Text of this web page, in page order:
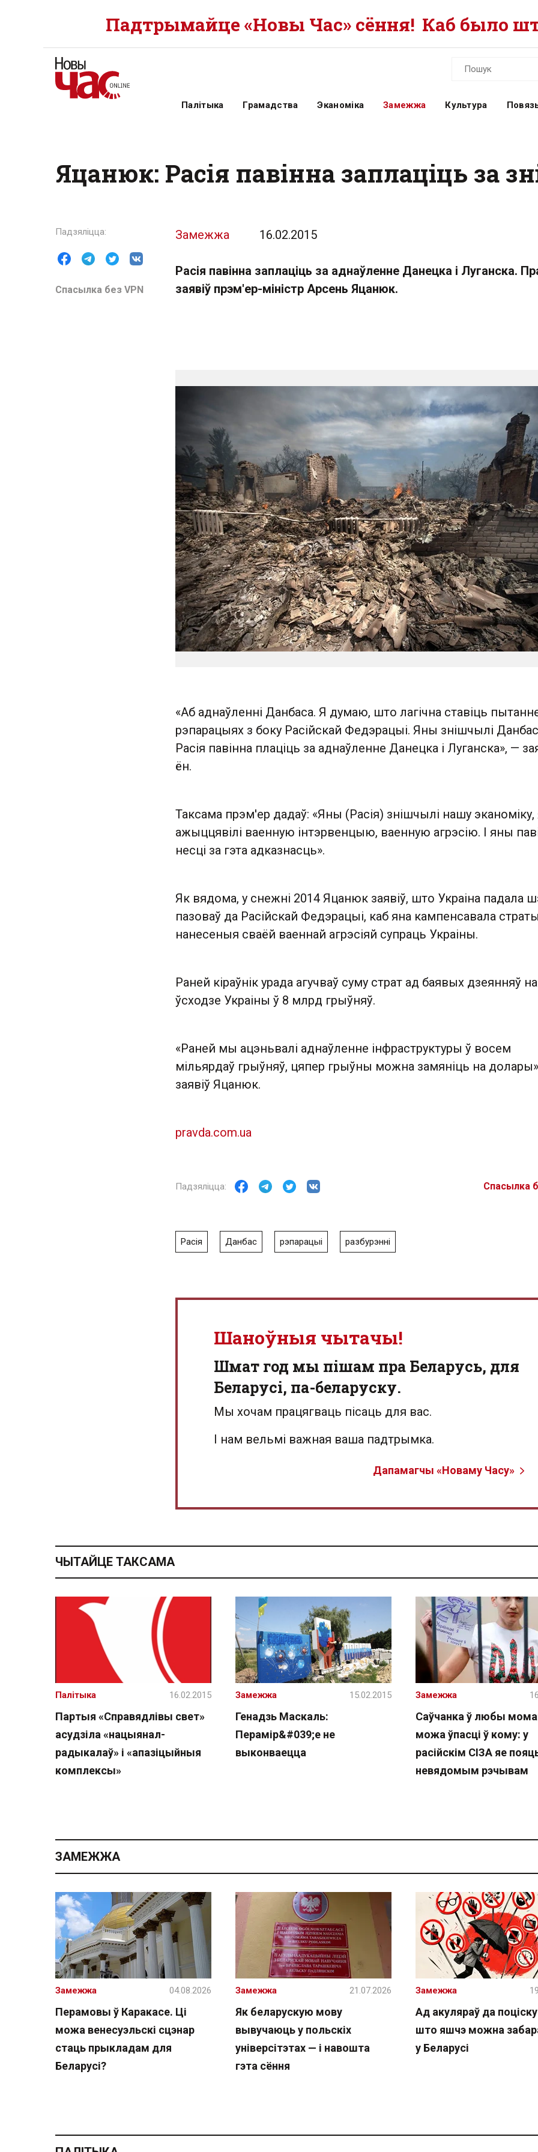
Падтрымайце «Новы Час» сёння! Каб было
Палітыка Грамадства Эканоміка Замежжа Культура
Яцанюк: Расія павінна заплаціць за
Спасылка без VPN
Замежжа 16.02.2015
Расія павінна заплаціць за аднаўленне Данецка і Луганска.
заявіў прэм'ер-міністр Арсень Яцанюк.
«Аб аднаўленні Данбаса. Я думаю, што лагічна ставіць
рэпарацыях з боку Расійскай Федэрацыі. Яны знішчылі
Расія павінна плаціць за аднаўленне Данецка і Луганска», —
ён.
Таксама прэм'ер дадаў: «Яны (Расія) знішчылі нашу
ажыццявілі ваенную інтэрвенцыю, ваенную агрэсію. І яны
несці за гэта адказнасць».
Як вядома, у снежні 2014 Яцанюк заявіў, што Украіна падала
пазоваў да Расійскай Федэрацыі, каб яна кампенсавала
нанесеныя сваёй ваеннай агрэсіяй супраць Украіны.
Раней кіраўнік урада агучваў суму страт ад баявых дзеянняў на
ўсходзе Украіны ў 8 млрд грыўняў.
«Раней мы ацэньвалі аднаўленне інфраструктуры ў восем
мільярдаў грыўняў, цяпер грыўны можна замяніць на
заявіў Яцанюк.
pravda.com.ua
Спасылка
Расія Данбас рэпарацыі разбурэнні
Шаноўныя чытачы!
Шмат год мы пішам пра Беларусь, для
Беларусі, па-беларуску.
Мы хочам працягваць пісаць для вас.
І нам вельмі важная ваша падтрымка.
Дапамагчы «Новаму Часу»
ЧЫТАЙЦЕ ТАКСАМА
Партыя «Справядлівы свет»
асудзіла «нацыянал-
радыкалаў» і «апазіцыйныя
комплексы»
Палітыка 16.02.2015
Генадзь Маскаль:
Перамір&#039;е не
выконваецца
Замежжа 15.02.2015
Саўчанка ў любы
можа ўпасці ў кому: у
расійскім СІЗА яе
невядомым рэчывам
Замежжа
ЗАМЕЖЖА
Перамовы ў Каракасе. Ці
можа венесуэльскі сцэнар
стаць прыкладам для
Беларусі?
Замежжа 04.08.2026
Як беларускую мову
вывучаюць у польскіх
універсітэтах — і навошта
гэта сёння
Замежжа 21.07.2026
Ад акуляраў да поціску
што яшчэ можна
у Беларусі
Замежжа